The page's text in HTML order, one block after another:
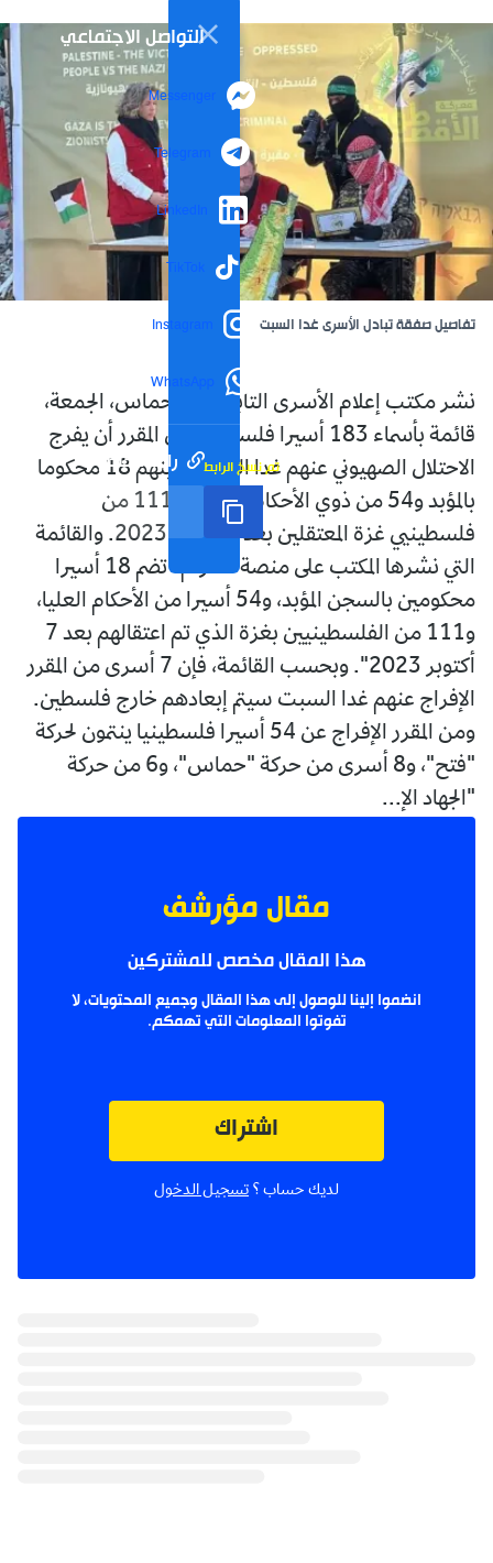
التواصل الاجتماعي
Messenger
Telegram
LinkedIn
TikTok
Instagram
WhatsApp
رابط مختصر تم نسخ الرابط
تفاصيل صفقة تبادل الأسرى غدا السبت
نشر مكتب إعلام الأسرى التابع لحركة حماس، الجمعة،
قائمة بأسماء 183 أسيرا فلسطينيا من المقرر أن يفرج
الاحتلال الصهيوني عنهم غدا السبت، بينهم 18 محكوما
بالمؤبد و54 من ذوي الأحكام العالية، و111 من
فلسطينيي غزة المعتقلين بعد 7 أكتوبر 2023. والقائمة
التي نشرها المكتب على منصة تلغرام "تضم 18 أسيرا
محكومين بالسجن المؤبد، و54 أسيرا من الأحكام العليا،
و111 من الفلسطينيين بغزة الذي تم اعتقالهم بعد 7
أكتوبر 2023". وبحسب القائمة، فإن 7 أسرى من المقرر
الإفراج عنهم غدا السبت سيتم إبعادهم خارج فلسطين.
ومن المقرر الإفراج عن 54 أسيرا فلسطينيا ينتمون لحركة
"فتح"، و8 أسرى من حركة "حماس"، و6 من حركة
"الجهاد الإ...
مقال مؤرشف
هذا المقال مخصص للمشتركين
انضموا إلينا للوصول إلى هذا المقال وجميع المحتويات، لا
تفوتوا المعلومات التي تهمكم.
اشتراك
لديك حساب ؟ تسجيل الدخول